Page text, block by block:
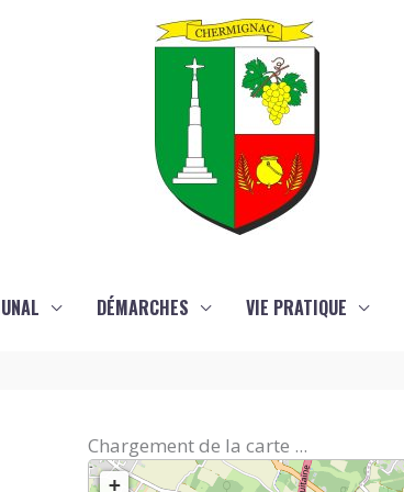
DÉMARCHES VIE PRATIQUE
Chargement de la carte ...
+